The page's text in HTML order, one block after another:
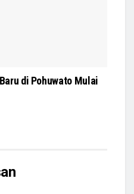
di Pohuwato Mulai